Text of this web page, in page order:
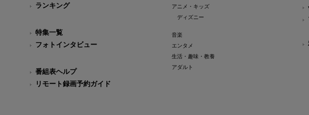
ランキング
特集一覧
フォトインタビュー
番組表ヘルプ
リモート録画予約ガイド
アニメ・キッズ
ディズニー
音楽
エンタメ
生活・趣味・教養
アダルト